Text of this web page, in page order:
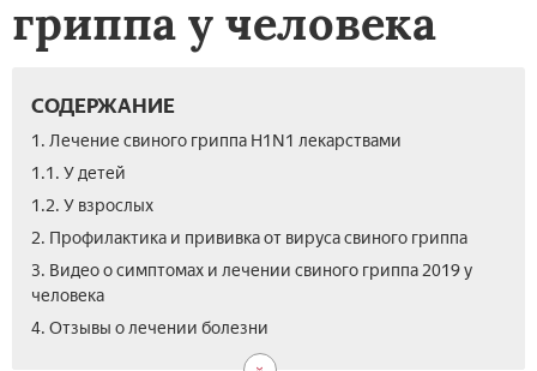
гриппа у человека
СОДЕРЖАНИЕ
1. Лечение свиного гриппа H1N1 лекарствами
1.1. У детей
1.2. У взрослых
2. Профилактика и прививка от вируса свиного гриппа
3. Видео о симптомах и лечении свиного гриппа 2019 у
человека
4. Отзывы о лечении болезни